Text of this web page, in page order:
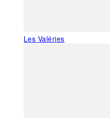
Les Valéries